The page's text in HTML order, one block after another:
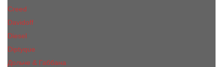
Creed
Davidoff
Diesel
Diptyque
Дольче & Габбана